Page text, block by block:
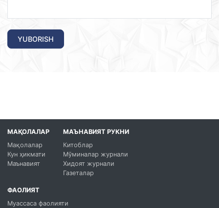
YUBORISH
МАҚОЛАЛАР
Мақолалар
Кун ҳикмати
Маънавият
МАЪНАВИЯТ РУКНИ
Китоблар
Мўминалар журнали
Хидоят журнали
Газеталар
ФАОЛИЯТ
Муассаса фаолияти